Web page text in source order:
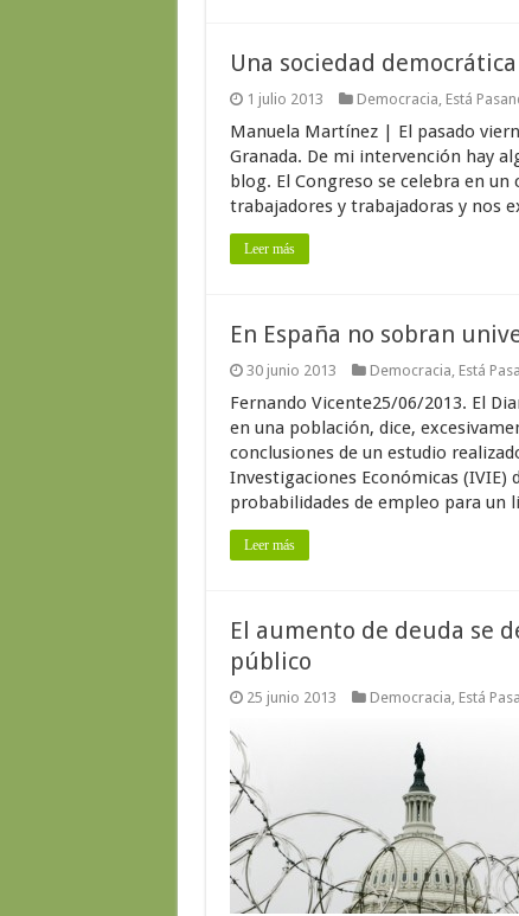
Una sociedad
1 julio 2013 Democracia, Está
Manuela Martínez | El pasado
Granada. De mi intervención hay
blog. El Congreso se celebra en
trabajadores y trabajadoras y nos
Leer más
En España no sobran
30 junio 2013 Democracia, Está
Fernando Vicente25/06/2013. El
en una población, dice,
conclusiones de un estudio
Investigaciones Económicas
probabilidades de empleo para un
Leer más
El aumento de deuda se
público
25 junio 2013 Democracia, Está